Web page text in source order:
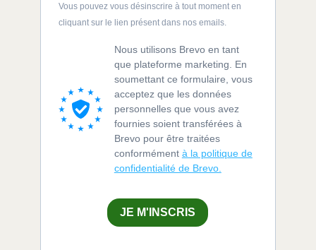
Vous pouvez vous désinscrire à tout moment en
cliquant sur le lien présent dans nos emails.
Nous utilisons Brevo en tant
que plateforme marketing. En
soumettant ce formulaire, vous
acceptez que les données
personnelles que vous avez
fournies soient transférées à
Brevo pour être traitées
conformément à la politique de
confidentialité de Brevo.
JE M'INSCRIS